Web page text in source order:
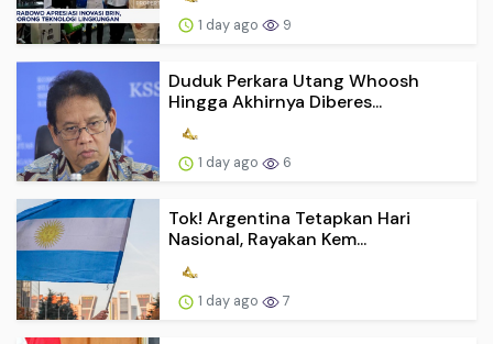
1 day ago 9
Duduk Perkara Utang Whoosh
Hingga Akhirnya Diberes...
1 day ago 6
Tok! Argentina Tetapkan Hari
Nasional, Rayakan Kem...
1 day ago 7